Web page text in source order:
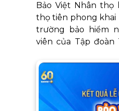
Bảo Việt Nhân thọ
thọ tiên phong
trường bảo hiểm
viên của Tập đoàn
kinh doanh, Bảo
tiêu khách hàng
cam kết tuân
quan đến vấn đề